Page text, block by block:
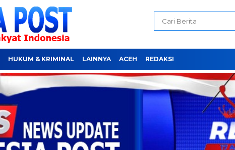
HUKUM & KRIMINAL LAINNYA ACEH REDAKSI